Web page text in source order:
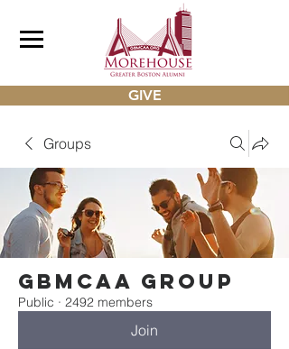
GIVE
Groups
gbmcaa Group
Public · 2492 members
Join